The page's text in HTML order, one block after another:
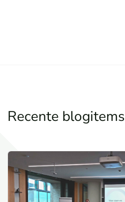
Recente blogitems